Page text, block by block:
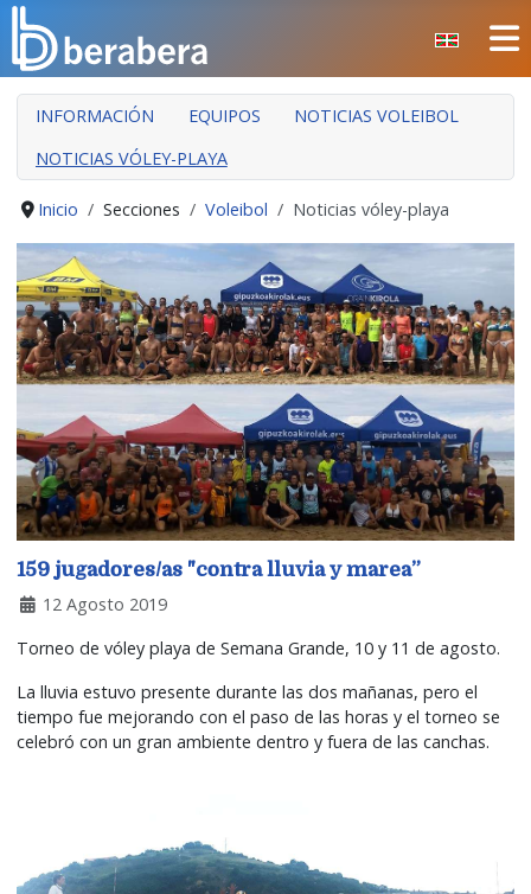
INFORMACIÓN EQUIPOS
NOTICIAS VOLEIBOL
NOTICIAS VÓLEY-PLAYA
Inicio Secciones Voleibol Noticias vóley-playa
159 jugadores/as "contra lluvia y marea”
12 Agosto 2019
Torneo de vóley playa de Semana Grande, 10 y 11 de agosto.
La lluvia estuvo presente durante las dos mañanas, pero el
tiempo fue mejorando con el paso de las horas y el torneo se
celebró con un gran ambiente dentro y fuera de las canchas.